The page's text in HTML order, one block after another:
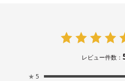
レビュー件数：
★ 5